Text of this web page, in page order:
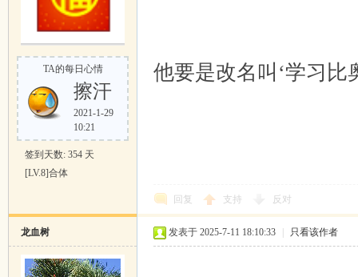
TA的每日心情
擦汗
2021-1-29
10:21
签到天数: 354 天
[LV.8]合体
他要是改名叫‘学习比
回复 支持 反对
龙血树 发表于 2025-7-11 18:10:33 只看该作者